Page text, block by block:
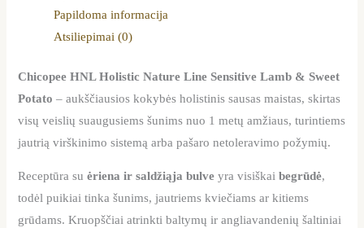
Papildoma informacija
Atsiliepimai (0)
Chicopee HNL Holistic Nature Line Sensitive Lamb & Sweet
Potato – aukščiausios kokybės holistinis sausas maistas, skirtas
visų veislių suaugusiems šunims nuo 1 metų amžiaus, turintiems
jautrią virškinimo sistemą arba pašaro netoleravimo požymių.
Receptūra suėriena ir saldžiąja bulve yra visiškaibegrūdė,
todėl puikiai tinka šunims, jautriems kviečiams ar kitiems
grūdams. Kruopščiai atrinkti baltymų ir angliavandenių šaltiniai